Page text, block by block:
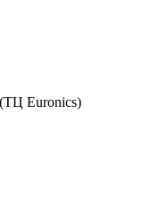
Euronics)